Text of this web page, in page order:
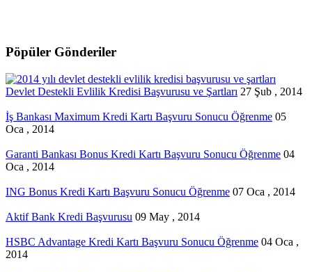
Pöpüler Gönderiler
Devlet Destekli Evlilik Kredisi Başvurusu ve Şartları 27 Şub , 2014
İş Bankası Maximum Kredi Kartı Başvuru Sonucu Öğrenme 05
Oca , 2014
Garanti Bankası Bonus Kredi Kartı Başvuru Sonucu Öğrenme 04
Oca , 2014
ING Bonus Kredi Kartı Başvuru Sonucu Öğrenme 07 Oca , 2014
Aktif Bank Kredi Başvurusu 09 May , 2014
HSBC Advantage Kredi Kartı Başvuru Sonucu Öğrenme 04 Oca ,
2014